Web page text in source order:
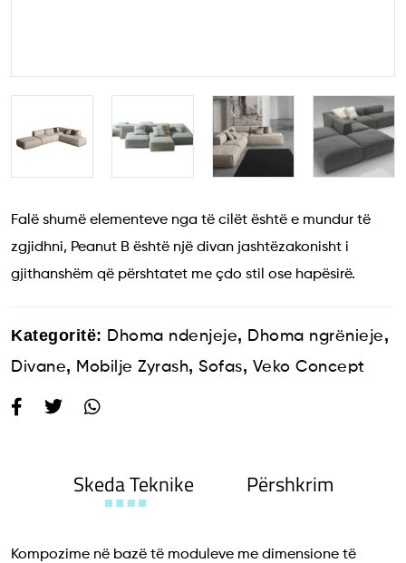
Falë shumë elementeve nga të cilët është e mundur të
zgjidhni, Peanut B është një divan jashtëzakonisht i
gjithanshëm që përshtatet me çdo stil ose hapësirë.
Kategoritë: Dhoma ndenjeje, Dhoma ngrënieje,
Divane, Mobilje Zyrash, Sofas, Veko Concept
Skeda Teknike Përshkrim
Kompozime në bazë të moduleve me dimensione të